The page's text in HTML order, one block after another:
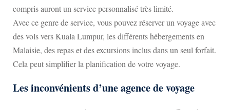
compris auront un service personnalisé très limité.
Avec ce genre de service, vous pouvez réserver un voyage avec
des vols vers Kuala Lumpur, les différents hébergements en
Malaisie, des repas et des excursions inclus dans un seul forfait.
Cela peut simplifier la planification de votre voyage.
Les inconvénients d’une agence de voyage